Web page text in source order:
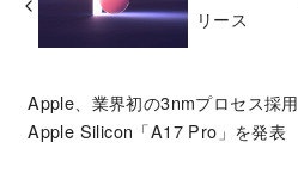
リース
Apple、業界初の3nmプロセス採用
Apple Silicon「A17 Pro」を発表